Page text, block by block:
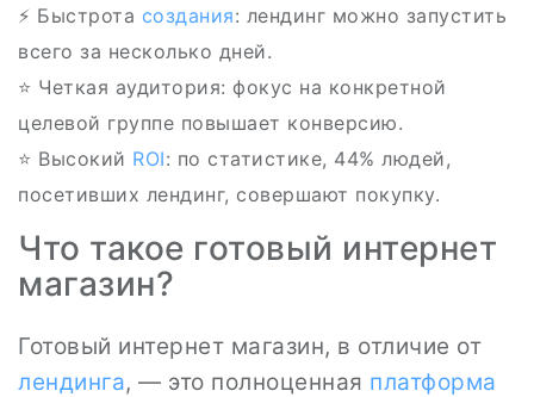
⚡️ Быстрота создания: лендинг можно запустить
всего за несколько дней.
⭐ Четкая аудитория: фокус на конкретной
целевой группе повышает конверсию.
⭐ Высокий ROI: по статистике, 44% людей,
посетивших лендинг, совершают покупку.
Что такое готовый интернет
магазин?
Готовый интернет магазин, в отличие от
лендинга, — это полноценная платформа